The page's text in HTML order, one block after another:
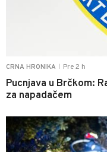
CRNA HRONIKA Pre 2 h
Pucnjava u Brčkom:
za napadačem